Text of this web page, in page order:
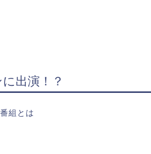
出演！？
組とは